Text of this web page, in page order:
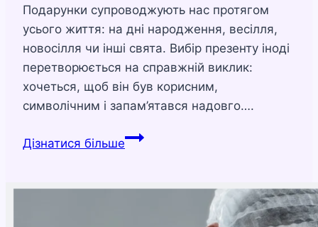
Подарунки супроводжують нас протягом
усього життя: на дні народження, весілля,
новосілля чи інші свята. Вибір презенту іноді
перетворюється на справжній виклик:
хочеться, щоб він був корисним,
символічним і запам’ятався надовго….
Дізнатися більшеЧи